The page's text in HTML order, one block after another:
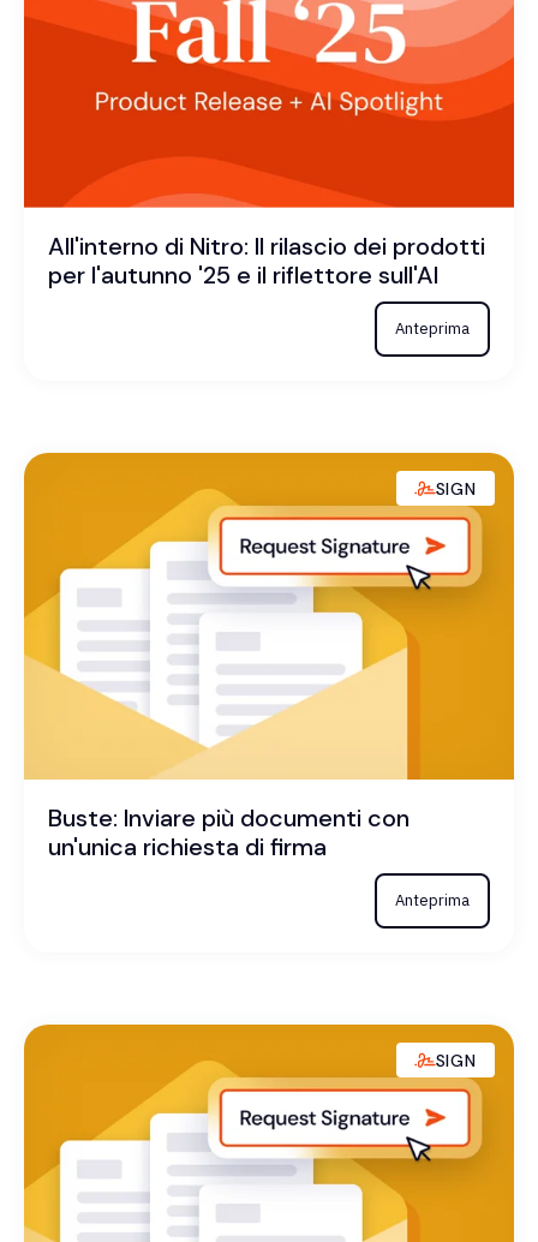
All'interno di Nitro: Il rilascio dei prodotti
per l'autunno '25 e il riflettore sull'AI
Anteprima
SIGN
Buste: Inviare più documenti con
un'unica richiesta di firma
Anteprima
SIGN